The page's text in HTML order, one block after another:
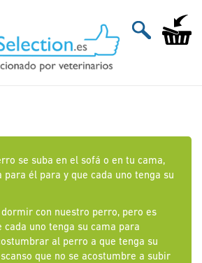
Mi
se suba en el sofá o en tu cama,
para él para y que cada uno tenga su
dormir con nuestro perro, pero es
cada uno tenga su cama para
al perro a que tenga su
que no se acostumbre a subir